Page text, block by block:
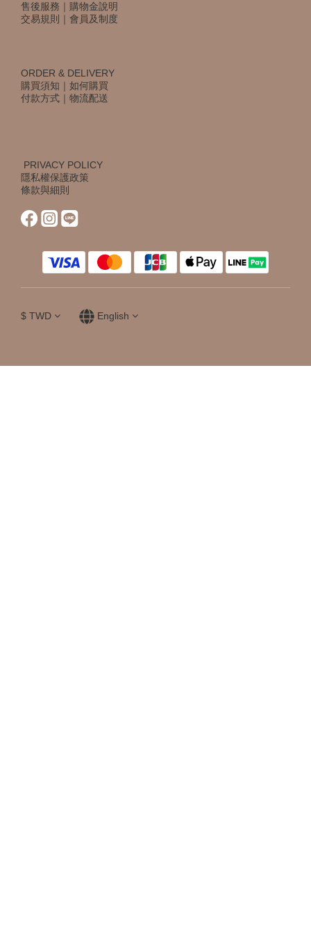
售後服務 ｜ 購物金說明
交易規則
｜ 會員及制度
ORDER & DELIVERY
購買須知 ｜ 如何購買
付款方式 ｜ 物流配送
PRIVACY POLICY
隱私權保護政策
條款與細則
$ TWD English